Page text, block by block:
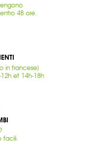
48 ore.
in francese)
et 14h-18h
facili.